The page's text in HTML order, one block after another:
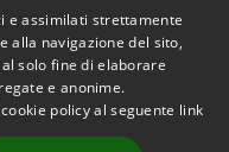
Gandino • Powered by
Municipium•Accesso
redazione
e assimilati strettamente
alla navigazione del sito,
solo fine di elaborare
e anonime.
policy al seguente link